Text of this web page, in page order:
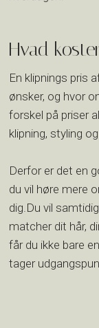
Hvad
En klipnings pris
ønsker, og hvor
forskel på priser
klipning, styling
Derfor er det en
du vil høre mere
dig.Du vil
matcher dit hår,
får du ikke bare
tager